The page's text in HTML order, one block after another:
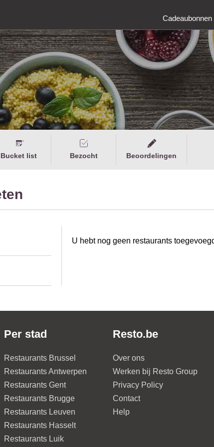
Cadeaubonnen
Bucket list Bezocht Beoordelingen
U hebt nog geen restaurants
Per stad
Restaurants Brussel
Restaurants Antwerpen
Restaurants Gent
Restaurants Brugge
Restaurants Leuven
Restaurants Hasselt
Restaurants Luik
Resto.be
Over ons
Werken bij Resto Group
Privacy Policy
Contact
Help